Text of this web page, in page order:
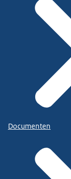
Documenten